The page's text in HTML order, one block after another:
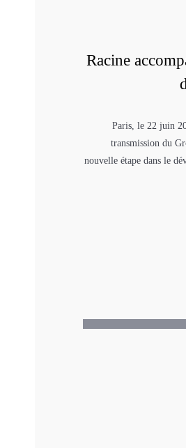
Racine
Paris, le 22 juin
transmission du
nouvelle étape dans le